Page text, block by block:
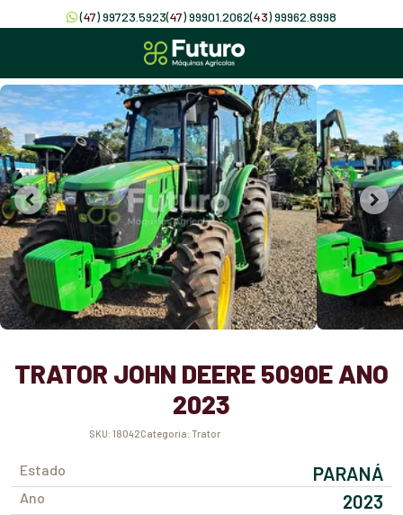
(47) 99723.5923(47) 99901.2062(43) 99962.8998
TRATOR JOHN DEERE 5090E ANO
2023
SKU: 18042 Categoria: Trator
Estado PARANÁ
Ano 2023